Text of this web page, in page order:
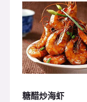
糖醋炒海虾